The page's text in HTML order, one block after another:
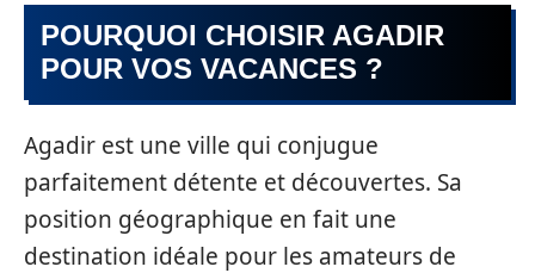
POURQUOI CHOISIR AGADIR
POUR VOS VACANCES ?
Agadir est une ville qui conjugue
parfaitement détente et découvertes. Sa
position géographique en fait une
destination idéale pour les amateurs de